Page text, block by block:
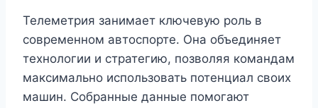
Телеметрия занимает ключевую роль в
современном автоспорте. Она объединяет
технологии и стратегию, позволяя командам
максимально использовать потенциал своих
машин. Собранные данные помогают